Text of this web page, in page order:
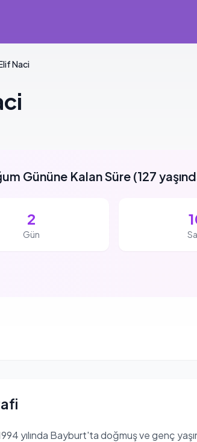
Naci
Gününe Kalan Süre (127
2
Gün
yılında Bayburt'ta doğmuş ve genç